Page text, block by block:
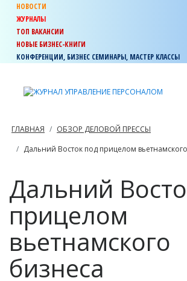
НОВОСТИ
ЖУРНАЛЫ
ТОП ВАКАНСИИ
НОВЫЕ БИЗНЕС-КНИГИ
КОНФЕРЕНЦИИ, БИЗНЕС СЕМИНАРЫ, МАСТЕР КЛАССЫ
ГЛАВНАЯ
ОБЗОР ДЕЛОВОЙ ПРЕССЫ
Дальний Восток под прицелом
Дальний
прицелом
вьетнамского
бизнеса